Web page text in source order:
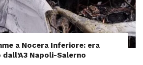
a Nocera Inferiore: era
Napoli-Salerno